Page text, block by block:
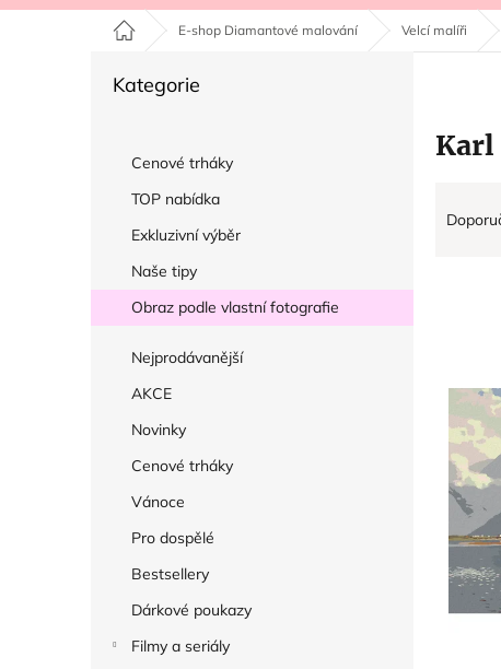
Domů E-shop Diamantové malování Velcí malíři
Přeskočit
Kategorie
Cenové trháky
TOP nabídka
Exkluzivní výběr
Naše tipy
Obraz podle vlastní fotografie
Nejprodávanější
AKCE
Novinky
Cenové trháky
Vánoce
Pro dospělé
Bestsellery
Dárkové poukazy
Filmy a seriály
Karl